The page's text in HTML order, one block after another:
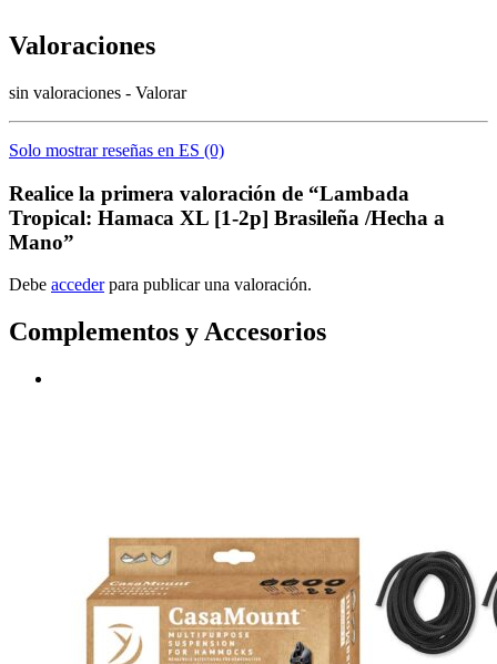
Valoraciones
sin valoraciones - Valorar
Solo mostrar reseñas en ES (0)
Realice la primera valoración de “Lambada
Tropical: Hamaca XL [1-2p] Brasileña /Hecha a
Mano”
Debe accederpara publicar una valoración.
Complementos y Accesorios